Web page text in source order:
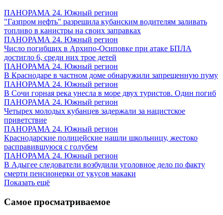
ПАНОРАМА 24. Южный регион
"Газпром нефть" разрешила кубанским водителям заливать
топливо в канистры на своих заправках
ПАНОРАМА 24. Южный регион
Число погибших в Архипо-Осиповке при атаке БПЛА
достигло 6, среди них трое детей
ПАНОРАМА 24. Южный регион
В Краснодаре в частном доме обнаружили запрещенную пуму
ПАНОРАМА 24. Южный регион
В Сочи горная река унесла в море двух туристов. Один погиб
ПАНОРАМА 24. Южный регион
Четырех молодых кубанцев задержали за нацистское
приветствие
ПАНОРАМА 24. Южный регион
Краснодарские полицейские нашли школьницу, жестоко
расправившуюся с голубем
ПАНОРАМА 24. Южный регион
В Адыгее следователи возбудили уголовное дело по факту
смерти пенсионерки от укусов макаки
Показать ещё
Самое просматриваемое